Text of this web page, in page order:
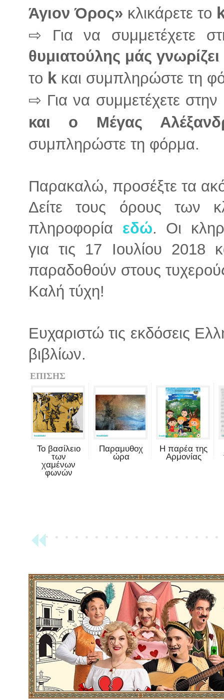
Άγιον Όρος» κλικάρετε το
⇨ Για να συμμετέχετε
θυμιατούλης μάς
το k και συμπληρώστε τη
⇨ Για να συμμετέχετε
και ο Μέγας
συμπληρώστε τη φόρμα.
Παρακαλώ, προσέξτε τα
Δείτε τους όρους των
πληροφορία
εδώ. Οι
για τις 17 Ιουλίου 2018
παραδοθούν στους
Καλή τύχη!
Ευχαριστώ τις εκδόσεις
βιβλίων.
ΕΠΙΣΗΣ
Το βασίλειο
των
χαμένων
φωνών
Παραμυθοχ
ώρα
Η παρέα της
Αρμονίας